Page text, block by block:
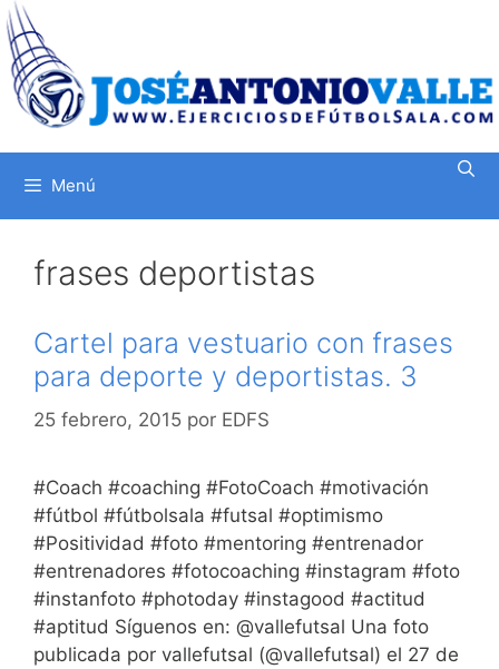
Saltar
al
contenido
Menú
frases deportistas
Cartel para vestuario con frases
para deporte y deportistas. 3
25 febrero, 2015 por EDFS
#Coach #coaching #FotoCoach #motivación
#fútbol #fútbolsala #futsal #optimismo
#Positividad #foto #mentoring #entrenador
#entrenadores #fotocoaching #instagram #foto
#instanfoto #photoday #instagood #actitud
#aptitud Síguenos en: @vallefutsal Una foto
publicada por vallefutsal (@vallefutsal) el 27 de